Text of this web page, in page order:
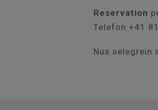
Reservation
Telefon +41
Nus selegrein